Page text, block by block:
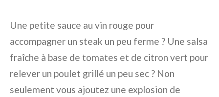
Une petite sauce au vin rouge pour
accompagner un steak un peu ferme ? Une salsa
fraîche à base de tomates et de citron vert pour
relever un poulet grillé un peu sec ? Non
seulement vous ajoutez une explosion de